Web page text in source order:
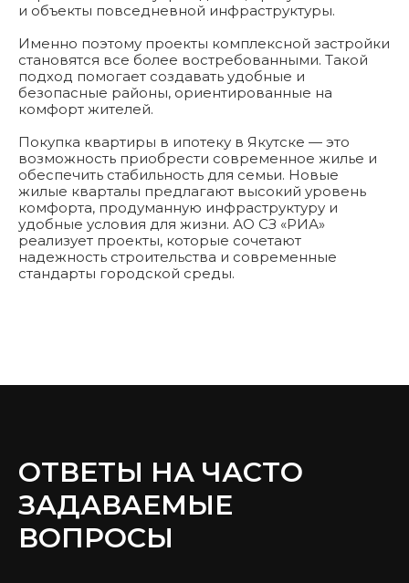
и объекты повседневной инфраструктуры.
Именно поэтому проекты комплексной застройки
становятся все более востребованными. Такой
подход помогает создавать удобные и
безопасные районы, ориентированные на
комфорт жителей.
Покупка квартиры в ипотеку в Якутске — это
возможность приобрести современное жилье и
обеспечить стабильность для семьи. Новые
жилые кварталы предлагают высокий уровень
комфорта, продуманную инфраструктуру и
удобные условия для жизни. АО СЗ «РИА»
реализует проекты, которые сочетают
надежность строительства и современные
стандарты городской среды.
ОТВЕТЫ НА ЧАСТО
ЗАДАВАЕМЫЕ
ВОПРОСЫ